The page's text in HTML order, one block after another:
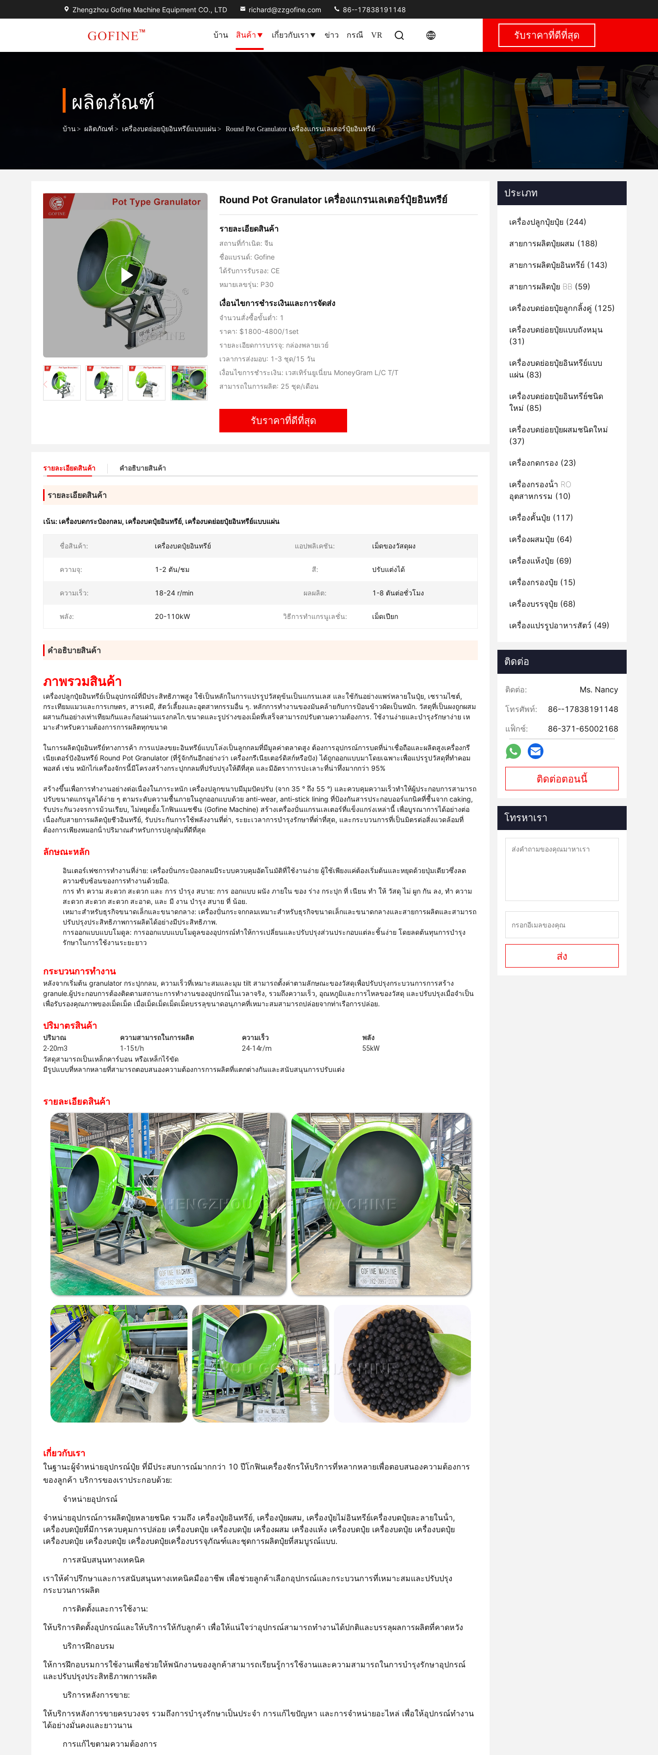
Zhengzhou Gofine Machine Equipment CO., LTD richard@zzgofine.com 86--17838191148
บ้าน สินค้า เกี่ยวกับเรา ข่าว กรณี VR รับราคาที่ดีที่สุด
ผลิตภัณฑ์
บ้าน> ผลิตภัณฑ์ > เครื่องบดย่อยปุ๋ยอินทรีย์แบบแผ่น> Round Pot Granulator เครื่องแกรนเลเตอร์ปุ๋ยอินทรีย์
Round Pot Granulator เครื่องแกรนเลเตอร์ปุ๋ยอินทรีย์
รายละเอียดสินค้า
สถานที่กำเนิด: จีน
ชื่อแบรนด์: Gofine
ได้รับการรับรอง: CE
หมายเลขรุ่น: P30
เงื่อนไขการชําระเงินและการจัดส่ง
จำนวนสั่งซื้อขั้นต่ำ: 1
ราคา: $1800-4800/1set
รายละเอียดการบรรจุ: กล่องพลายเวย์
เวลาการส่งมอบ: 1-3 ชุด/15 วัน
เงื่อนไขการชำระเงิน: เวสเทิร์นยูเนี่ยน MoneyGram L/C T/T
สามารถในการผลิต: 25 ชุด/เดือน
รับราคาที่ดีที่สุด
รายละเอียดสินค้า คําอธิบายสินค้า
รายละเอียดสินค้า
เน้น: เครื่องบดกระป๋องกลม, เครื่องบดปุ๋ยอินทรีย์, เครื่องบดย่อยปุ๋ยอินทรีย์แบบแผ่น
ชื่อสินค้า: เครื่องบดปุ๋ยอินทรีย์ แอปพลิเคชัน: เม็ดของวัสดุผง
ความจุ: 1-2 ตัน/ชม สี: ปรับแต่งได้
ความเร็ว: 18-24 r/min ผลผลิต: 1-8 ตันต่อชั่วโมง
พลัง: 20-110kW วิธีการทำแกรนูเลชั่น: เม็ดเปียก
คําอธิบายสินค้า
ภาพรวมสินค้า
เครื่องปลูกปุ๋ยอินทรีย์เป็นอุปกรณ์ที่มีประสิทธิภาพสูง ใช้เป็นหลักในการแปรรูปวัสดุข้นเป็นแกรนเลส และใช้กันอย่างแพร่หลายในปุ๋ย, เซรามไซต์,
กระเทียมแมวและการเกษตร, สารเคมี, สัตว์เลี้ยงและอุตสาหกรรมอื่น ๆ. หลักการทํางานของมันคล้ายกับการป้อนข้าวผัดเป็นหมัก. วัสดุที่เป็นผงถูกผสม
ผสานกันอย่างเท่าเทียมกันและก้อนผ่านแรงกลไก.ขนาดและรูปร่างของเม็ดที่เสร็จสามารถปรับตามความต้องการ. ใช้งานง่ายและบํารุงรักษาง่าย เห
มาะสําหรับความต้องการการผลิตทุกขนาด
ในการผลิตปุ๋ยอินทรีย์ทางการค้า การแปลงขยะอินทรีย์แบบโล่งเป็นลูกกลมที่มีมูลค่าตลาดสูง ต้องการอุปกรณ์การบดที่น่าเชื่อถือและผลิตสูงเครื่องกรี
เนียเตอร์ปังอินทรีย์ Round Pot Granulator (ที่รู้จักกันอีกอย่างว่า เครื่องกรีเนียเตอร์ดิสก์หรือปัง) ได้ถูกออกแบบมาโดยเฉพาะเพื่อแปรรูปวัสดุที่ทําคอม
พอสต์ เช่น หมักไก่เครื่องจักรนี้มีโครงสร้างกระปุกกลมที่ปรับปรุงให้ดีที่สุด และมีอัตราการปะเลาะที่น่าทึ่งมากกว่า 95%
สร้างขึ้นเพื่อการทํางานอย่างต่อเนื่องในภาระหนัก เครื่องปลูกขนาบมีมุมปัดปรับ (จาก 35 ° ถึง 55 °) และควบคุมความเร็วทําให้ผู้ประกอบการสามารถ
ปรับขนาดแกรนูลได้ง่าย ๆ ตามระดับความชื้นภายในถูกออกแบบด้วย anti-wear, anti-stick lining ที่ป้องกันสารประกอบออร์แกนิคที่ชื้นจาก caking,
รับประกันวงจรการม้วนเรียบ, ไม่หยุดยั้ง.โกฟินแมชชีน (Gofine Machine) สร้างเครื่องปั่นแกรนเลเตอร์ที่แข็งแกร่งเหล่านี้ เพื่อบูรณาการได้อย่างต่อ
เนื่องกับสายการผลิตปุ๋ยชีวอินทรีย์, รับประกันการใช้พลังงานที่ต่ํา, ระยะเวลาการบํารุงรักษาที่ต่ําที่สุด, และกระบวนการที่เป็นมิตรต่อสิ่งแวดล้อมที่
ต้องการเพียงหมอกน้ําปริมาณสําหรับการปลูกฝุ่นที่ดีที่สุด
ลักษณะหลัก
อินเตอร์เฟซการทํางานที่ง่าย: เครื่องปั่นกระป๋องกลมมีระบบควบคุมอัตโนมัติที่ใช้งานง่าย ผู้ใช้เพียงแค่ต้องเริ่มต้นและหยุดด้วยปุ่มเดียวซึ่งลด
ความซับซ้อนของการทํางานด้วยมือ.
การ ทํา ความ สะดวก สะดวก และ การ บํารุง สบาย: การ ออกแบบ ผนัง ภายใน ของ ร่าง กระปุก ที่ เนียน ทํา ให้ วัสดุ ไม่ ผูก กัน ลง, ทํา ความ
สะดวก สะดวก สะดวก สะอาด, และ มี งาน บํารุง สบาย ที่ น้อย.
เหมาะสําหรับธุรกิจขนาดเล็กและขนาดกลาง: เครื่องปั่นกระจกกลมเหมาะสําหรับธุรกิจขนาดเล็กและขนาดกลางและสายการผลิตและสามารถ
ปรับปรุงประสิทธิภาพการผลิตได้อย่างมีประสิทธิภาพ.
การออกแบบแบบโมดูล: การออกแบบแบบโมดูลของอุปกรณ์ทําให้การเปลี่ยนและปรับปรุงส่วนประกอบแต่ละชิ้นง่าย โดยลดต้นทุนการบํารุง
รักษาในการใช้งานระยะยาว
กระบวนการทํางาน
หลังจากเริ่มต้น granulator กระปุกกลม, ความเร็วที่เหมาะสมและมุม tilt สามารถตั้งค่าตามลักษณะของวัสดุเพื่อปรับปรุงกระบวนการการสร้าง
granule.ผู้ประกอบการต้องติดตามสถานะการทํางานของอุปกรณ์ในเวลาจริง, รวมถึงความเร็ว, อุณหภูมิและการไหลของวัสดุ และปรับปรุงเมื่อจําเป็น
เพื่อรับรองคุณภาพของเม็ดเม็ด เมื่อเม็ดเม็ดเม็ดเม็ดบรรลุขนาดอนุภาคที่เหมาะสมสามารถปล่อยจากท่าเรือการปล่อย.
ปริมาตรสินค้า
ปริมาณ ความสามารถในการผลิต ความเร็ว
พลัง
2-20m3
1-15t/h 24-14r/m 55kW
วัสดุสามารถเป็นเหล็กคาร์บอน หรือเหล็กไร้ขัด
มีรูปแบบที่หลากหลายที่สามารถตอบสนองความต้องการการผลิตที่แตกต่างกันและสนับสนุนการปรับแต่ง
รายละเอียดสินค้า
เกี่ยวกับเรา
ในฐานะผู้จําหน่ายอุปกรณ์ปุ๋ย ที่มีประสบการณ์มากกว่า 10 ปีโกฟินเครื่องจักรให้บริการที่หลากหลายเพื่อตอบสนองความต้องการ
ของลูกค้า บริการของเราประกอบด้วย:
จําหน่ายอุปกรณ์
จําหน่ายอุปกรณ์การผลิตปุ๋ยหลายชนิด รวมถึง เครื่องปุ๋ยอินทรีย์, เครื่องปุ๋ยผสม, เครื่องปุ๋ยไม่อินทรีย์เครื่องบดปุ๋ยละลายในน้ํา,
เครื่องบดปุ๋ยที่มีการควบคุมการปล่อย เครื่องบดปุ๋ย เครื่องบดปุ๋ย เครื่องผสม เครื่องแห้ง เครื่องบดปุ๋ย เครื่องบดปุ๋ย เครื่องบดปุ๋ย
เครื่องบดปุ๋ย เครื่องบดปุ๋ย เครื่องบดปุ๋ยเครื่องบรรจุภัณฑ์และชุดการผลิตปุ๋ยที่สมบูรณ์แบบ.
การสนับสนุนทางเทคนิค
เราให้คําปรึกษาและการสนับสนุนทางเทคนิคมืออาชีพ เพื่อช่วยลูกค้าเลือกอุปกรณ์และกระบวนการที่เหมาะสมและปรับปรุง
กระบวนการผลิต
การติดตั้งและการใช้งาน:
ให้บริการติดตั้งอุปกรณ์และให้บริการให้กับลูกค้า เพื่อให้แน่ใจว่าอุปกรณ์สามารถทํางานได้ปกติและบรรลุผลการผลิตที่คาดหวัง
บริการฝึกอบรม
ให้การฝึกอบรมการใช้งานเพื่อช่วยให้พนักงานของลูกค้าสามารถเรียนรู้การใช้งานและความสามารถในการบํารุงรักษาอุปกรณ์
และปรับปรุงประสิทธิภาพการผลิต
บริการหลังการขาย:
ให้บริการหลังการขายครบวงจร รวมถึงการบํารุงรักษาเป็นประจํา การแก้ไขปัญหา และการจําหน่ายอะไหล่ เพื่อให้อุปกรณ์ทํางาน
ได้อย่างมั่นคงและยาวนาน
การแก้ไขตามความต้องการ
ประเภท
เครื่องปลูกปุ๋ยปุ๋ย (244)
สายการผลิตปุ๋ยผสม (188)
สายการผลิตปุ๋ยอินทรีย์ (143)
สายการผลิตปุ๋ย BB (59)
เครื่องบดย่อยปุ๋ยลูกกลิ้งคู่ (125)
เครื่องบดย่อยปุ๋ยแบบถังหมุน
(31)
เครื่องบดย่อยปุ๋ยอินทรีย์แบบ
แผ่น (83)
เครื่องบดย่อยปุ๋ยอินทรีย์ชนิด
ใหม่ (85)
เครื่องบดย่อยปุ๋ยผสมชนิดใหม่
(37)
เครื่องกดกรอง (23)
เครื่องกรองน้ํา RO
อุตสาหกรรม (10)
เครื่องคั้นปุ๋ย (117)
เครื่องผสมปุ๋ย (64)
เครื่องแห้งปุ๋ย (69)
เครื่องกรองปุ๋ย (15)
เครื่องบรรจุปุ๋ย (68)
เครื่องแปรรูปอาหารสัตว์ (49)
ติดต่อ
ติดต่อ:
Ms. Nancy
โทรศัพท์:
86--17838191148
แฟ็กซ์:
86-371-65002168
ติดต่อตอนนี้
โทรหาเรา
ส่ง